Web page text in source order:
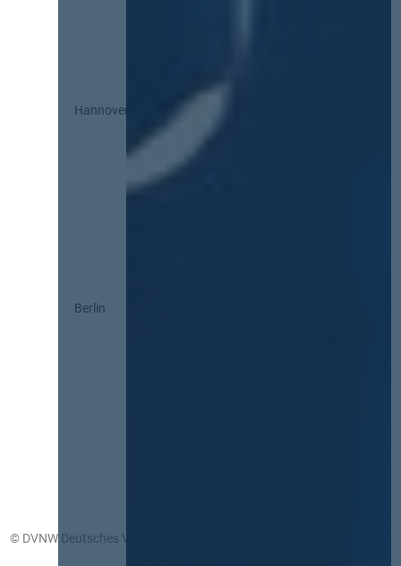
Hannover
Berlin
© DVNW Deutsches Vergabenetzwerk GmbH